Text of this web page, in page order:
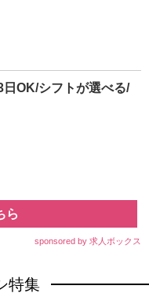
OK/シフトが選べる/
ら
sponsored by 求人ボックス
特集